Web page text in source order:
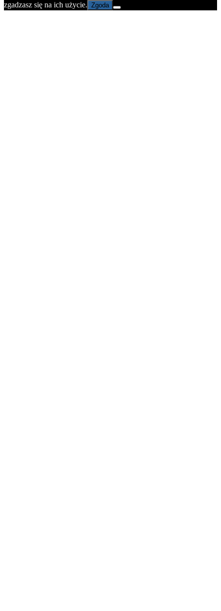
zgadzasz się na ich użycie. Zgoda